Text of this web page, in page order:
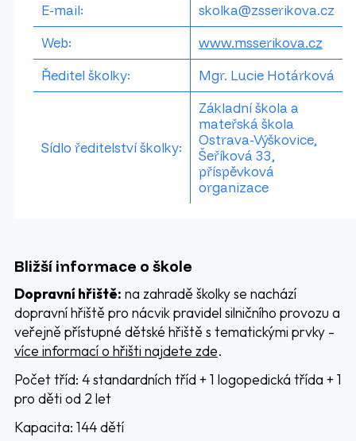
E-mail:
skolka@zsserikova.cz
Web:
www.msserikova.cz
Ředitel školky:
Mgr. Lucie Hotárková
Sídlo ředitelství školky:
Základní škola a
mateřská škola
Ostrava-Výškovice,
Šeříková 33,
příspěvková
organizace
Bližší informace o škole
Dopravní hřiště: na zahradě školky se nachází
dopravní hřiště pro nácvik pravidel silničního provozu a
veřejně přístupné dětské hřiště s tematickými prvky -
více informací o hřišti najdete zde.
Počet tříd: 4 standardních tříd + 1 logopedická třída + 1
pro děti od 2 let
Kapacita: 144 dětí